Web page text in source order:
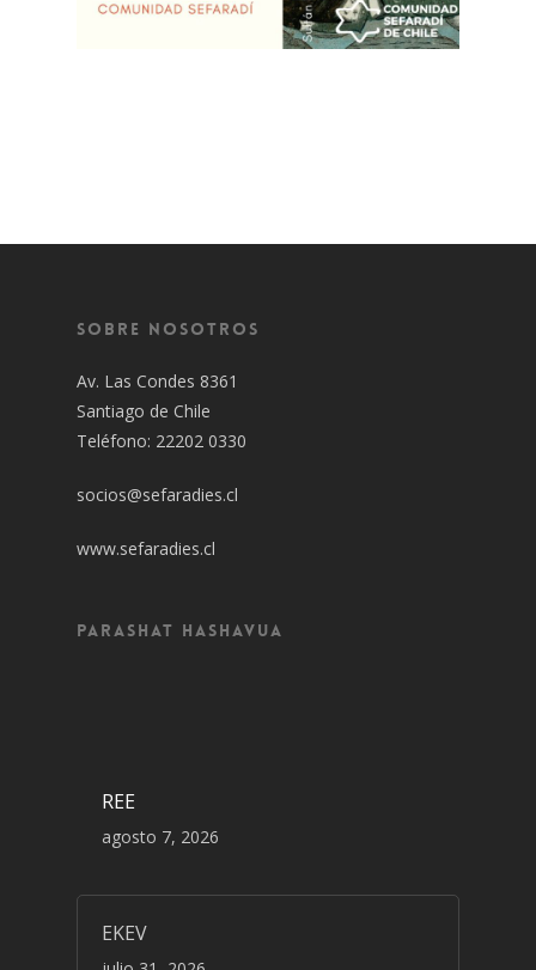
Sobre Nosotros
Av. Las Condes 8361
Santiago de Chile
Teléfono: 22202 0330
socios@sefaradies.cl
www.sefaradies.cl
Parashat Hashavua
REE
agosto 7, 2026
EKEV